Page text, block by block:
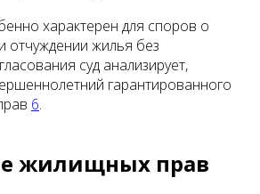
характерен для споров о
отчуждении жилья без
суд анализирует,
гарантированного
6.
жилищных прав